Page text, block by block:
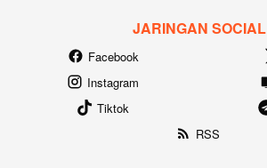
JARINGAN SOCIAL
Facebook
Instagram
Tiktok
RSS